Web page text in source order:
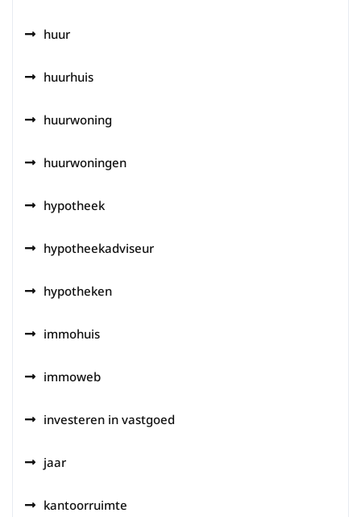
huur
huurhuis
huurwoning
huurwoningen
hypotheek
hypotheekadviseur
hypotheken
immohuis
immoweb
investeren in vastgoed
jaar
kantoorruimte